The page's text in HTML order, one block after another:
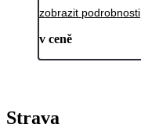
zobrazit podrobnosti
v ceně
Strava